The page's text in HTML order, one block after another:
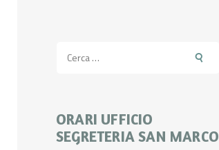
per:
ORARI UFFICIO
SEGRETERIA SAN MARCO